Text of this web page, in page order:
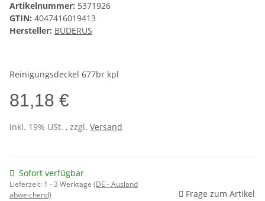
Artikelnummer: 5371926
GTIN: 4047416019413
Hersteller: BUDERUS
Reinigungsdeckel 677br kpl
81,18 €
inkl. 19% USt. , zzgl. Versand
Sofort verfügbar
Lieferzeit: 1 - 3 Werktage (DE - Ausland
abweichend)
Frage zum Artikel